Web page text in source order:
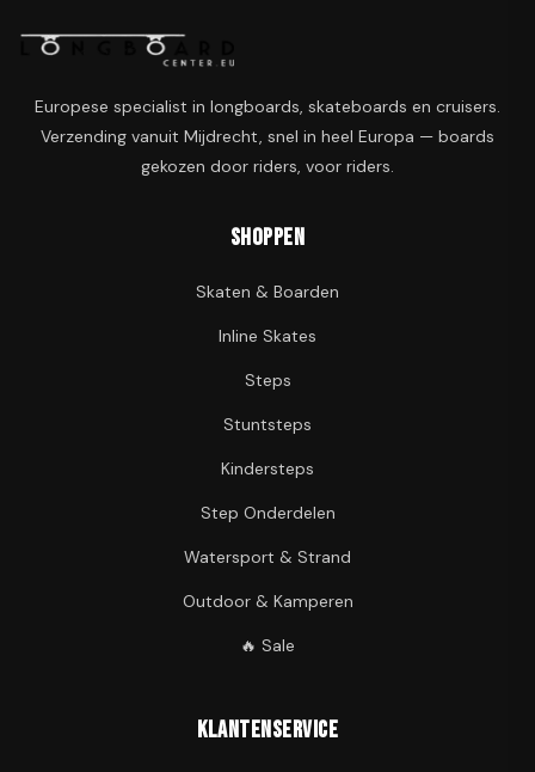
Europese specialist in longboards, skateboards en cruisers.
Verzending vanuit Mijdrecht, snel in heel Europa — boards
gekozen door riders, voor riders.
Shoppen
Skaten & Boarden
Inline Skates
Steps
Stuntsteps
Kindersteps
Step Onderdelen
Watersport & Strand
Outdoor & Kamperen
🔥 Sale
Klantenservice